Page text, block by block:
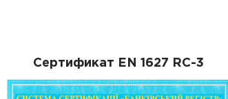
Сертификат EN 1627 RC-3